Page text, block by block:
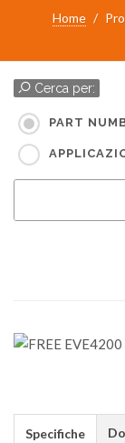
Home
Cerca per:
PART
Specifiche